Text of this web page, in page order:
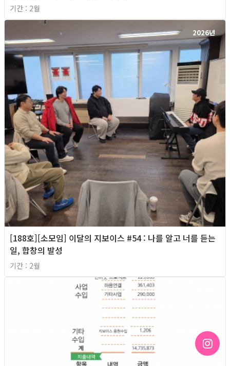
기간 : 2월
2026년
[188호][소모임] 이달의 지보이스 #54 : 나를 알고 너를 듣는
일, 합창의 발성
기간 : 2월